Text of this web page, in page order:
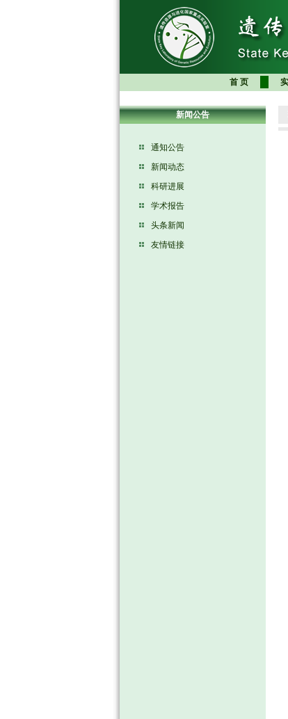
首 页
新闻公告
通知公告
新闻动态
科研进展
学术报告
头条新闻
友情链接